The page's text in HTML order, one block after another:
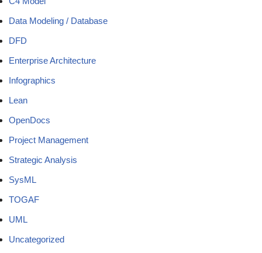
Data Modeling / Database
DFD
Enterprise Architecture
Infographics
Lean
OpenDocs
Project Management
Strategic Analysis
SysML
TOGAF
UML
Uncategorized